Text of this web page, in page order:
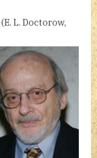
(E. L. Doctorow,